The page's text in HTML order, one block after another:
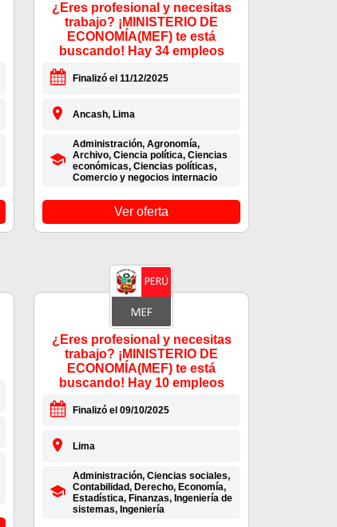
¿Eres profesional y necesitas
trabajo? ¡MINISTERIO DE
ECONOMÍA(MEF) te está
buscando! Hay 34 empleos
Finalizó el 11/12/2025
Ancash, Lima
Administración, Agronomía,
Archivo, Ciencia política, Ciencias
económicas, Ciencias políticas,
Comercio y negocios internacio
Ver oferta
¿Eres profesional y necesitas
trabajo? ¡MINISTERIO DE
ECONOMÍA(MEF) te está
buscando! Hay 10 empleos
Finalizó el 09/10/2025
Lima
Administración, Ciencias sociales,
Contabilidad, Derecho, Economía,
Estadística, Finanzas, Ingeniería de
sistemas, Ingeniería